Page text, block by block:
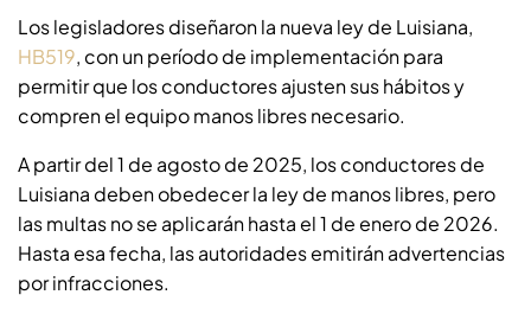
Los legisladores diseñaron la nueva ley de Luisiana,
HB519, con un período de implementación para
permitir que los conductores ajusten sus hábitos y
compren el equipo manos libres necesario.
A partir del 1 de agosto de 2025, los conductores de
Luisiana deben obedecer la ley de manos libres, pero
las multas no se aplicarán hasta el 1 de enero de 2026.
Hasta esa fecha, las autoridades emitirán advertencias
por infracciones.